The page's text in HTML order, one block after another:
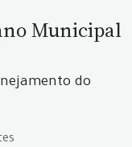
Municipal
do